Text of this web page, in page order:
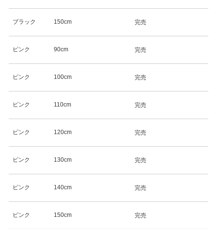
ブラック 150cm 完売
ピンク 90cm 完売
ピンク 100cm 完売
ピンク 110cm 完売
ピンク 120cm 完売
ピンク 130cm 完売
ピンク 140cm 完売
ピンク 150cm 完売